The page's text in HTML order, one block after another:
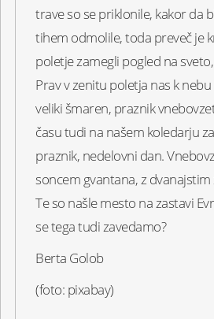
trave so se priklonile, kakor da
tihem odmolile, toda preveč je
poletje zamegli pogled na
Prav v zenitu poletja nas k
veliki šmaren, praznik
času tudi na našem koledarju
praznik, nedelovni dan.
soncem gvantana, z
Te so našle mesto na zastavi
se tega tudi zavedamo?
Berta Golob
(foto: pixabay)